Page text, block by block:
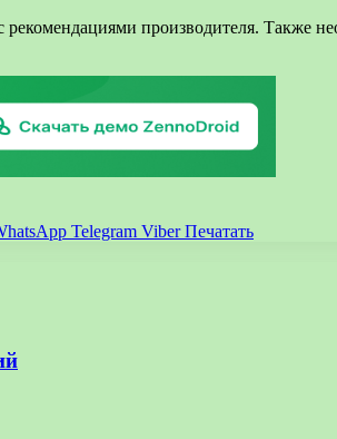
производителя. Также
Telegram Viber Печатать